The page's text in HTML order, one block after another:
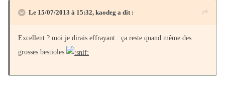
Le 15/07/2013 à 15:32, kaodeg a dit :
Excellent ? moi je dirais effrayant : ça reste quand même des
grosses bestioles